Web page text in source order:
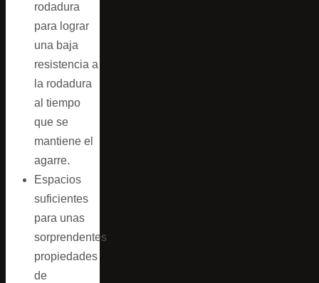
rodadura
para lograr
una baja
resistencia a
la rodadura
al tiempo
que se
mantiene el
agarre.
Espacios
suficientes
para unas
sorprendentes
propiedades
de